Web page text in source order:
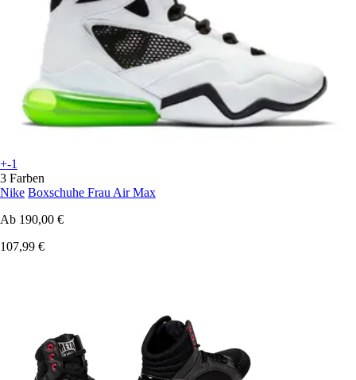
+-1
3 Farben
Nike Boxschuhe Frau Air Max
Ab 190,00 €
107,99 €